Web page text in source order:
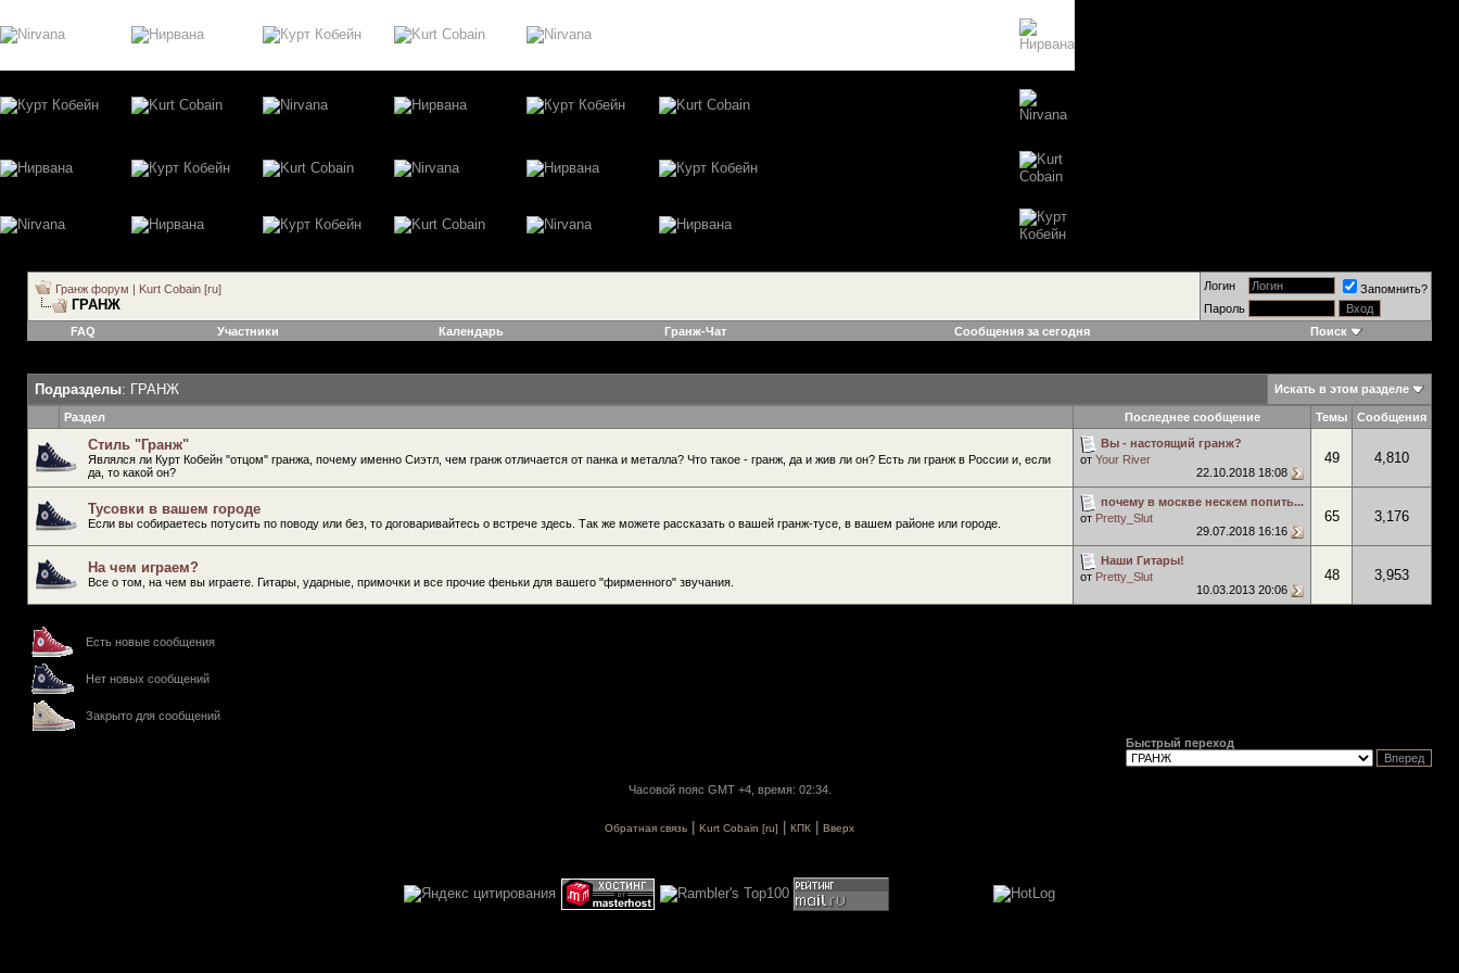
Гранж форум | Kurt Cobain [ru]
ГРАНЖ
Логин
Запомнить?
Пароль
FAQ
Участники Календарь Гранж-Чат Сообщения за сегодня Поиск
Подразделы: ГРАНЖ Искать в этом разделе
Раздел Последнее сообщение Темы Сообщения
Стиль "Гранж"
Являлся ли Курт Кобейн "отцом" гранжа, почему именно Сиэтл, чем гранж отличается от панка и металла? Что такое - гранж, да и жив ли он? Есть ли гранж в России и, если
да, то какой он?
Вы - настоящий гранж?
от Your River
22.10.2018 18:08
49 4,810
Тусовки в вашем городе
Если вы собираетесь потусить по поводу или без, то договаривайтесь о встрече здесь. Так же можете рассказать о вашей гранж-тусе, в вашем районе или городе.
почему в москве нескем попить...
от Pretty_Slut
29.07.2018 16:16
65 3,176
На чем играем?
Все о том, на чем вы играете. Гитары, ударные, примочки и все прочие феньки для вашего "фирменного" звучания.
Наши Гитары!
от Pretty_Slut
10.03.2013 20:06
48 3,953
Есть новые сообщения
Нет новых сообщений
Закрыто для сообщений
Быстрый переход
Часовой пояс GMT +4, время: 02:34.
Обратная связь Kurt Cobain [ru] КПК Вверх